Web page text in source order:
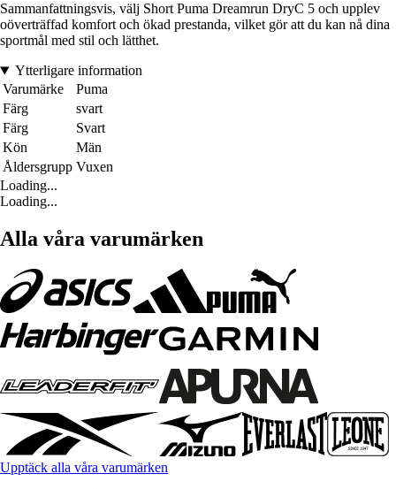
Sammanfattningsvis, välj Short Puma Dreamrun DryC 5 och upplev
oöverträffad komfort och ökad prestanda, vilket gör att du kan nå dina
sportmål med stil och lätthet.
Ytterligare information
Varumärke
Puma
Färg
svart
Färg
Svart
Kön
Män
Åldersgrupp Vuxen
Loading...
Loading...
Alla våra varumärken
Upptäck alla våra varumärken